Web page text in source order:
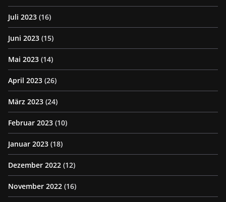
Juli 2023 (16)
Juni 2023 (15)
Mai 2023 (14)
April 2023 (26)
März 2023 (24)
Februar 2023 (10)
Januar 2023 (18)
Dezember 2022 (12)
November 2022 (16)